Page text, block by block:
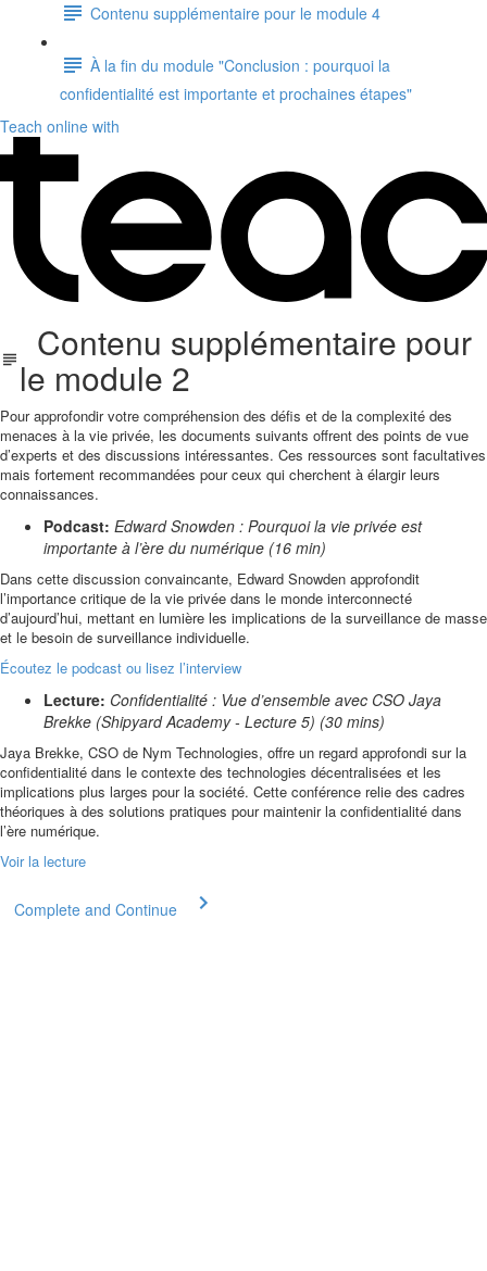
Contenu supplémentaire pour le module 4
À la fin du module "Conclusion : pourquoi la
confidentialité est importante et prochaines étapes"
Teach online with
Contenu supplémentaire pour
le module 2
Pour approfondir votre compréhension des défis et de la complexité des
menaces à la vie privée, les documents suivants offrent des points de vue
d’experts et des discussions intéressantes. Ces ressources sont facultatives
mais fortement recommandées pour ceux qui cherchent à élargir leurs
connaissances.
Podcast: Edward Snowden : Pourquoi la vie privée est
importante à l’ère du numérique (16 min)
Dans cette discussion convaincante, Edward Snowden approfondit
l’importance critique de la vie privée dans le monde interconnecté
d’aujourd’hui, mettant en lumière les implications de la surveillance de masse
et le besoin de surveillance individuelle.
Écoutez le podcast ou lisez l’interview
Lecture: Confidentialité : Vue d’ensemble avec CSO Jaya
Brekke (Shipyard Academy - Lecture 5) (30 mins)
Jaya Brekke, CSO de Nym Technologies, offre un regard approfondi sur la
confidentialité dans le contexte des technologies décentralisées et les
implications plus larges pour la société. Cette conférence relie des cadres
théoriques à des solutions pratiques pour maintenir la confidentialité dans
l’ère numérique.
Voir la lecture
Complete and Continue